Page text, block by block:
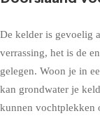
De kelder is gevoelig
verrassing, het is de
gelegen. Woon je in
kan grondwater je
kunnen vochtplekken